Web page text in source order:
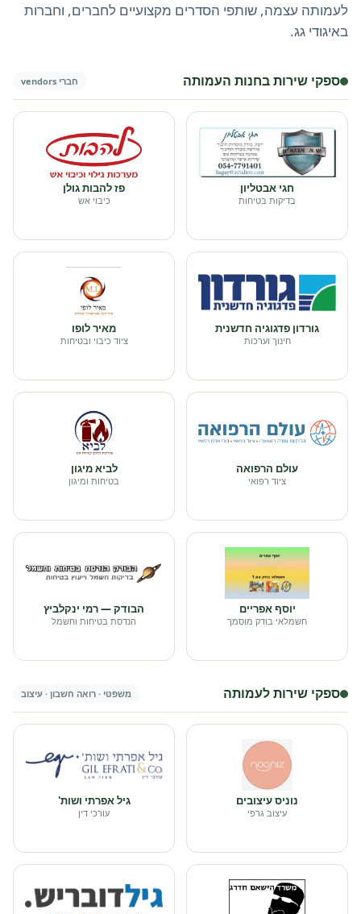
לעמותה עצמה, שותפי הסדרים מקצועיים לחברים, וחברות
באיגודי גג.
ספקי שירות בחנות העמותה חברי vendors
חגי אבטליון
בדיקות בטיחות
פז להבות גולן
כיבוי אש
גורדון פדגוגיה חדשנית
חינוך וערכות
מאיר לופו
ציוד כיבוי ובטיחות
עולם הרפואה
ציוד רפואי
לביא מיגון
בטיחות ומיגון
יוסף אפריים
חשמלאי בודק מוסמך
הבודק — רמי ינקלביץ
הנדסת בטיחות וחשמל
ספקי שירות לעמותה משפטי · רואה חשבון · עיצוב
נוניס עיצובים
עיצוב גרפי
גיל אפרתי ושות'
עורכי דין